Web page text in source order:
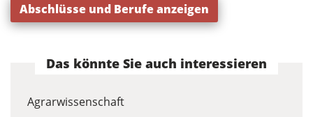
Abschlüsse und Berufe anzeigen
Das könnte Sie auch interessieren
Agrarwissenschaft